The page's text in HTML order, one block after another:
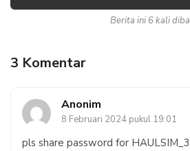
Berita ini 6 kali
3 Komentar
Anonim
8 Februari 2024 pukul 19:01
pls share password for